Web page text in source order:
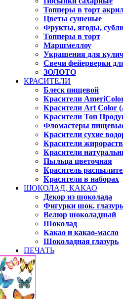
Топперы в торт
Цветы сушеные
Фрукты, ягоды,
Топперы в торт
Маршмеллоу
Украшения для
Свечи фейерверки
ЗОЛОТО
КРАСИТЕЛИ
Блеск пищевой
Красители
Красители Art Color
Красители Топ
Фломастеры
Красители сухие
Красители
Красители
Пыльца цветочная
Краситель
Красители в наборах
ШОКОЛАД, КАКАО
Декор из шоколада
Фигурки шок. глазурь
Велюр шоколадный
Шоколад
Какао и какао-масло
Шоколадная глазурь
ПЕЧАТЬ